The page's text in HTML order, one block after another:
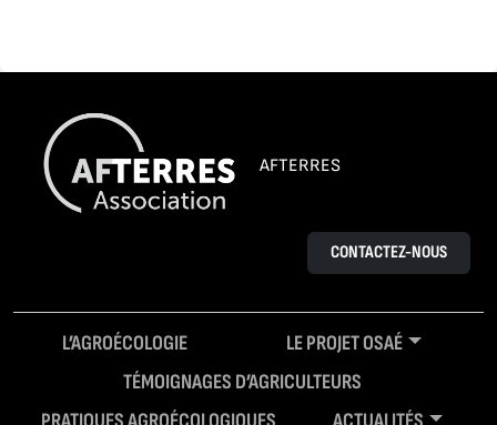
AFTERRES
CONTACTEZ-NOUS
L’AGROÉCOLOGIE
LE PROJET OSAÉ
TÉMOIGNAGES D’AGRICULTEURS